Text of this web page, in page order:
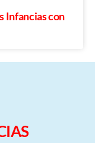
Infancias con